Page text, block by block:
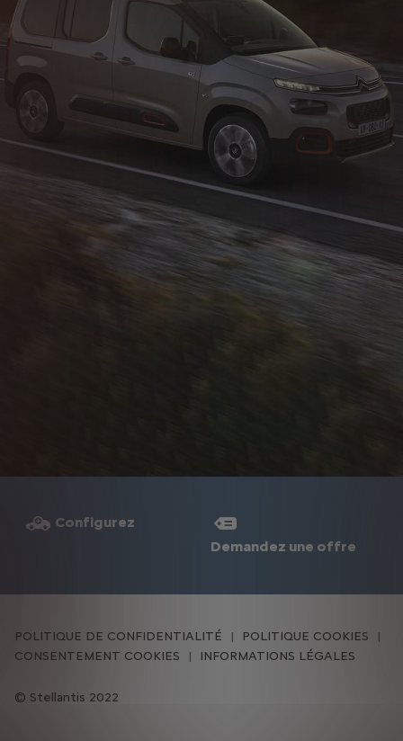
Configurez
Demandez une offre
Stellantis 2022
POLITIQUE DE CONFIDENTIALITÉ
POLITIQUE COOKIES
CONSENTEMENT COOKIES
INFORMATIONS LÉGALES